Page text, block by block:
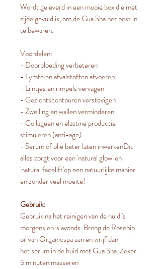
Wordt geleverd in een mooie box die met
zijde gevuld is, om de Gua Sha het best in
te bewaren.
Voordelen:
- Doorbloeding verbeteren
- Lymfe en afvalstoffen afvoeren
- Lijntjes en rimpels vervagen
- Gezichtscontouren verstevigen
- Zwelling en wallen verminderen
- Collageen en elastine productie
stimuleren (anti-age)
- Serum of olie beter laten inwerkenDit
alles zorgt voor een 'natural glow' en
'natural facelift'op een natuurlijke manier
en zonder veel moeite!
Gebruik:
Gebruik na het reinigen van de huid 's
morgens en 's avonds. Breng de Rosehip
oil van Organicspa aan en wrijf dan
het serum in de huid met Gua Sha. Zeker
5 minuten masseren